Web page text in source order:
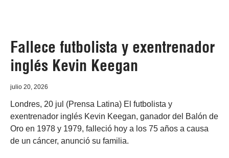
Fallece futbolista y exentrenador
inglés Kevin Keegan
julio 20, 2026
Londres, 20 jul (Prensa Latina) El futbolista y
exentrenador inglés Kevin Keegan, ganador del Balón de
Oro en 1978 y 1979, falleció hoy a los 75 años a causa
de un cáncer, anunció su familia.